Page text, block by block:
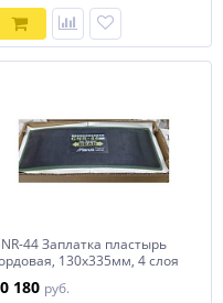
44 Заплатка пластырь
130х335мм, 4 слоя
180 руб.